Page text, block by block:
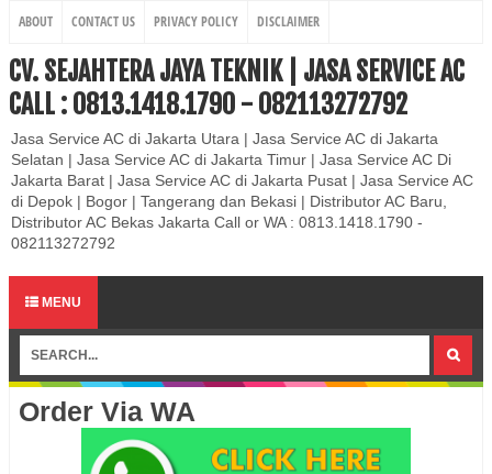
ABOUT CONTACT US PRIVACY POLICY DISCLAIMER
CV. SEJAHTERA JAYA TEKNIK | JASA SERVICE AC
CALL : 0813.1418.1790 - 082113272792
Jasa Service AC di Jakarta Utara | Jasa Service AC di Jakarta
Selatan | Jasa Service AC di Jakarta Timur | Jasa Service AC Di
Jakarta Barat | Jasa Service AC di Jakarta Pusat | Jasa Service AC
di Depok | Bogor | Tangerang dan Bekasi | Distributor AC Baru,
Distributor AC Bekas Jakarta Call or WA : 0813.1418.1790 -
082113272792
MENU
Order Via WA